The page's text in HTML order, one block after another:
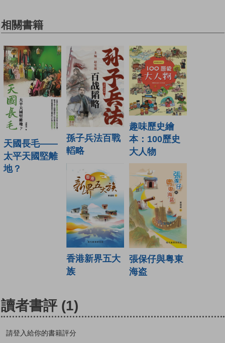
相關書籍
天國長毛——
太平天國堅離
地？
孫子兵法百戰
轁略
趣味歷史繪
本：100歷史
大人物
香港新界五大
族
張保仔與粤東
海盗
讀者書評 (1)
請登入給你的書籍評分